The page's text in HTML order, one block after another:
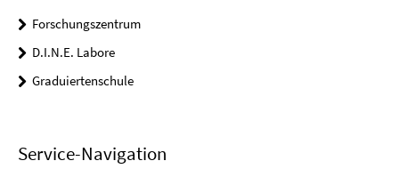
Forschungszentrum
D.I.N.E. Labore
Graduiertenschule
Service-Navigation